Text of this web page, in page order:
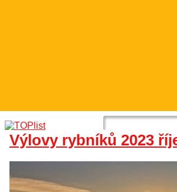
Výlovy rybníků 2023